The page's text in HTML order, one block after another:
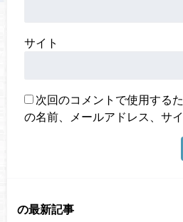
サイト
次回のコメントで使用する
の名前、メールアドレス、サ
の最新記事